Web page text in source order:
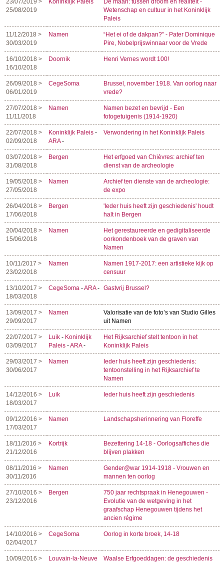
23/07/2019 >
25/08/2019
Koninklijk Paleis
De maan: tussen droom en realiteit -
Wetenschap en cultuur in het Koninklijk
Paleis
11/12/2018 >
30/03/2019
Namen
“Het ei of de dakpan?” - Pater Dominique
Pire, Nobelprijswinnaar voor de Vrede
16/10/2018 >
16/10/2018
Doornik Henri Vernes wordt 100!
26/09/2018 >
06/01/2019
CegeSoma
Brussel, november 1918. Van oorlog naar
vrede?
27/07/2018 >
11/11/2018
Namen
Namen bezet en bevrijd - Een
fotogetuigenis (1914-1920)
22/07/2018 >
02/09/2018
Koninklijk Paleis-
ARA-
Verwondering in het Koninklijk Paleis
03/07/2018 >
31/08/2018
Bergen
Het erfgoed van Chièvres: archief ten
dienst van de archeologie
19/05/2018 >
27/05/2018
Namen
Archief ten dienste van de archeologie:
de expo
26/04/2018 >
17/06/2018
Bergen
'Ieder huis heeft zijn geschiedenis' houdt
halt in Bergen
20/04/2018 >
15/06/2018
Namen
Het gerestaureerde en gedigitaliseerde
oorkondenboek van de graven van
Namen
10/11/2017 >
23/02/2018
Namen
Namen 1917-2017: een artistieke kijk op
censuur
13/10/2017 >
18/03/2018
CegeSoma -ARA- Gastvrij Brussel?
13/09/2017 >
29/09/2017
Namen
Valorisatie van de foto’s van Studio Gilles
uit Namen
22/07/2017 >
03/09/2017
Luik - Koninklijk
Paleis-ARA-
Het Rijksarchief stelt tentoon in het
Koninklijk Paleis
29/03/2017 >
30/06/2017
Namen
Ieder huis heeft zijn geschiedenis:
tentoonstelling in het Rijksarchief te
Namen
14/12/2016 >
18/03/2017
Luik Ieder huis heeft zijn geschiedenis
09/12/2016 >
17/03/2017
Namen Landschapsherinnering van Floreffe
18/11/2016 >
21/12/2016
Kortrijk
Bezettering 14-18 - Oorlogsaffiches die
blijven plakken
08/11/2016 >
30/11/2016
Namen
Gender@war 1914-1918 - Vrouwen en
mannen ten oorlog
27/10/2016 >
23/12/2016
Bergen
750 jaar rechtspraak in Henegouwen -
Evolutie van de wetgeving in het
graafschap Henegouwen tijdens het
ancien régime
14/10/2016 >
02/04/2017
CegeSoma Oorlog in korte broek, 14-18
10/09/2016 >
Louvain-la-Neuve
Waalse Erfgoeddagen: de geschiedenis